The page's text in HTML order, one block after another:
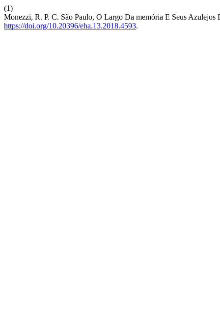
(1)
Monezzi, R. P. C. São Paulo, O Largo Da memória E Seus Azulejos
https://doi.org/10.20396/eha.13.2018.4593.